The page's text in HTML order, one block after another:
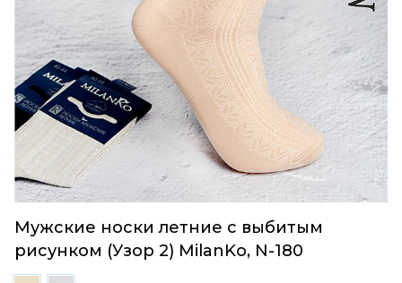
Мужские носки летние с выбитым
рисунком (Узор 2) MilanKo, N-180